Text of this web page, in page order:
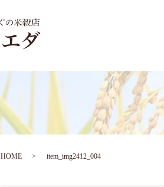
HOME item_img2412_004